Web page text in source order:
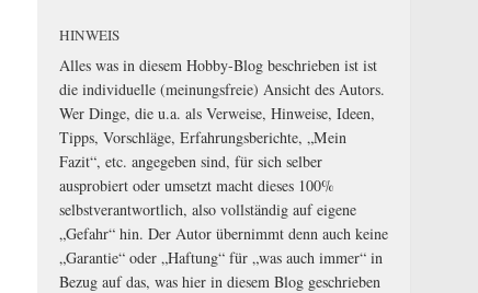
HINWEIS
Alles was in diesem Hobby-Blog beschrieben ist ist
die individuelle (meinungsfreie) Ansicht des Autors.
Wer Dinge, die u.a. als Verweise, Hinweise, Ideen,
Tipps, Vorschläge, Erfahrungsberichte, „Mein
Fazit“, etc. angegeben sind, für sich selber
ausprobiert oder umsetzt macht dieses 100%
selbstverantwortlich, also vollständig auf eigene
„Gefahr“ hin. Der Autor übernimmt denn auch keine
„Garantie“ oder „Haftung“ für „was auch immer“ in
Bezug auf das, was hier in diesem Blog geschrieben